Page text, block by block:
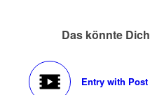
Das könnte
Entry with